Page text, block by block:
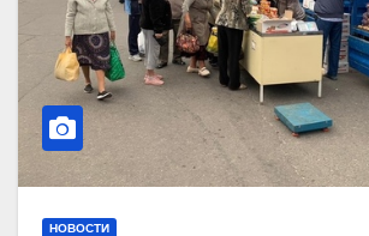
НОВОСТИ